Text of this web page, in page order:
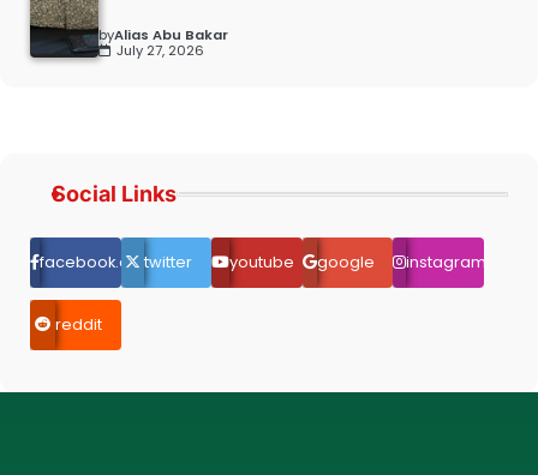
byAlias Abu Bakar
July 27, 2026
Social Links
facebook.comtwitter youtube google instagram
reddit